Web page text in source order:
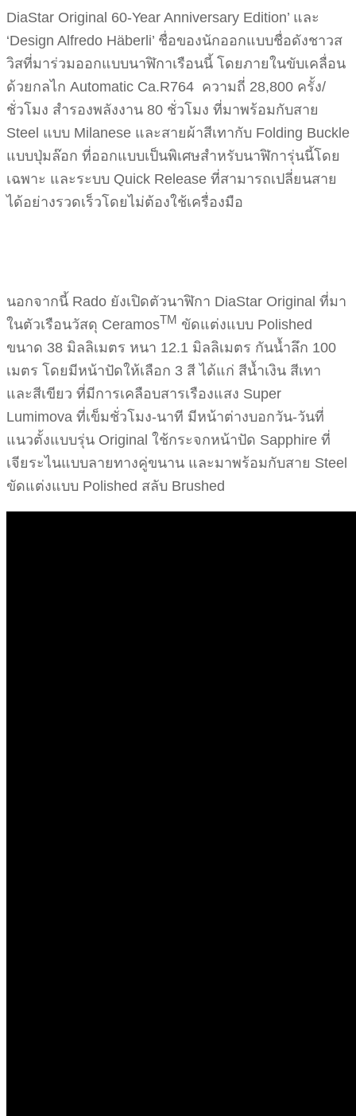
DiaStar Original 60-Year Anniversary Edition’ และ
‘Design Alfredo Häberli’ ชื่อของนักออกแบบชื่อดังชาวส
วิสที่มาร่วมออกแบบนาฬิกาเรือนนี้ โดยภายในขับเคลื่อน
ด้วยกลไก Automatic Ca.R764 ความถี่ 28,800 ครั้ง/
ชั่วโมง สำรองพลังงาน 80 ชั่วโมง ที่มาพร้อมกับสาย
Steel แบบ Milanese และสายผ้าสีเทากับ Folding Buckle
แบบปุ่มล๊อก ที่ออกแบบเป็นพิเศษสำหรับนาฬิการุ่นนี้โดย
เฉพาะ และระบบ Quick Release ที่สามารถเปลี่ยนสาย
ได้อย่างรวดเร็วโดยไม่ต้องใช้เครื่องมือ
นอกจากนี้ Rado ยังเปิดตัวนาฬิกา DiaStar Original ที่มา
ในตัวเรือนวัสดุ CeramosTM ขัดแต่งแบบ Polished
ขนาด 38 มิลลิเมตร หนา 12.1 มิลลิเมตร กันน้ำลึก 100
เมตร โดยมีหน้าปัดให้เลือก 3 สี ได้แก่ สีน้ำเงิน สีเทา
และสีเขียว ที่มีการเคลือบสารเรืองแสง Super
Lumimova ที่เข็มชั่วโมง-นาที มีหน้าต่างบอกวัน-วันที่
แนวตั้งแบบรุ่น Original ใช้กระจกหน้าปัด Sapphire ที่
เจียระไนแบบลายทางคู่ขนาน และมาพร้อมกับสาย Steel
ขัดแต่งแบบ Polished สลับ Brushed